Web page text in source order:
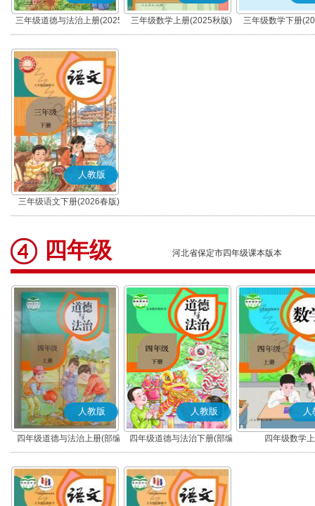
三年级道德与法治上册(2025
秋版)(部编版)
三年级数学上册(2025秋版) 三年级数学下册
人教版
三年级语文下册(2026春版)
(部编版)
四年级 河北省保定市四年级课本版本
人教版
四年级道德与法治上册(部编
版)
人教版
四年级道德与法治下册(部编
版)
人
四年级数学